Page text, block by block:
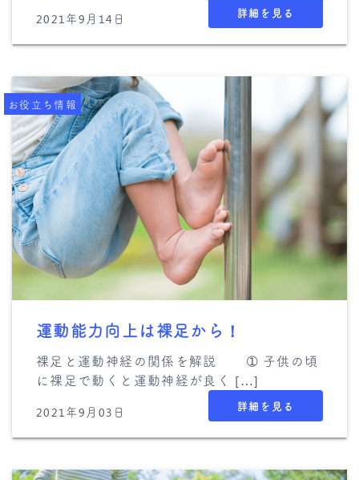
2021年9月14日 詳細を見る
運動能力向上は裸足から！
裸足と運動神経の関係を解説 ➀ 子供の頃
に裸足で動くと運動神経が良く […]
2021年9月03日 詳細を見る
お役立ち情報